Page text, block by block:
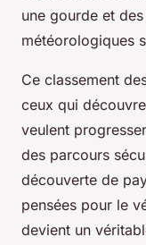
une gourde et
météorologiques
Ce classement
ceux qui
veulent
des parcours
découverte de
pensées pour le
devient un